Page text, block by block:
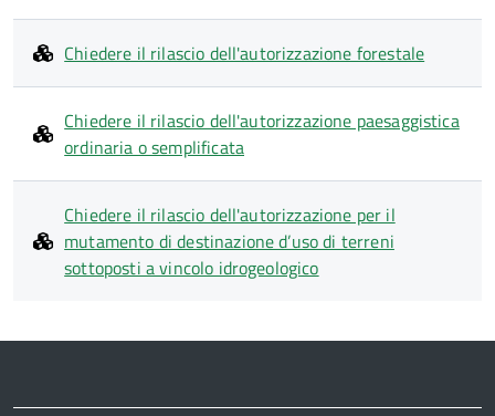
Chiedere il rilascio dell'autorizzazione forestale
Chiedere il rilascio dell'autorizzazione paesaggistica
ordinaria o semplificata
Chiedere il rilascio dell'autorizzazione per il
mutamento di destinazione d’uso di terreni
sottoposti a vincolo idrogeologico